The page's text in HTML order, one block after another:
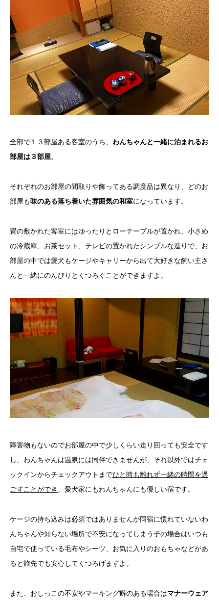
全部で１３部屋ある客室のうち、 わんちゃんと一緒に泊まれるお
部屋は３部屋。
それぞれのお部屋の間取りや飾ってある調度品は異なり、どのお
部屋も 味のある落ち着いた雰囲気の和室になっています。
畳の敷かれた客室にはゆったりとローテーブルが置かれ、小さめ
の冷蔵庫、お茶セット、テレビの置かれたシンプルな造りで、お
部屋の中では愛犬もケージやキャリーから出て大好きな飼い主さ
んと一緒にのんびりとくつろぐことができますよ。
障害物もないのでお部屋の中で少しくらい走り回っても安全です
し、わんちゃんは温泉には同伴できませんが、それ以外ではチェ
ックインからチェックアウトまでひと時も離れず一緒の時間を過
ごすことができ 、愛犬家にもわんちゃんにも優しい宿です。
ケージの持ち込みは必須ではありませんが同宿に慣れていないわ
んちゃんや知らない場所で不安になってしまう子の場合はいつも
自宅で使っている毛布やシーツ、お気に入りのおもちゃなどがあ
ると旅先でも安心してくつろげますよ。
また、おしっこの不安やマーキング癖のある場合はマナーウェア